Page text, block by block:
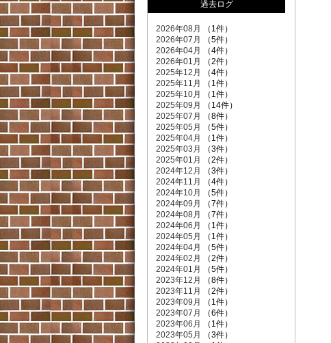
過去ログ
2026年08月
（1件）
2026年07月
（5件）
2026年04月
（4件）
2026年01月
（2件）
2025年12月
（4件）
2025年11月
（1件）
2025年10月
（1件）
2025年09月
（14件）
2025年07月
（8件）
2025年05月
（5件）
2025年04月
（1件）
2025年03月
（3件）
2025年01月
（2件）
2024年12月
（3件）
2024年11月
（4件）
2024年10月
（5件）
2024年09月
（7件）
2024年08月
（7件）
2024年06月
（1件）
2024年05月
（1件）
2024年04月
（5件）
2024年02月
（2件）
2024年01月
（5件）
2023年12月
（8件）
2023年11月
（2件）
2023年09月
（1件）
2023年07月
（6件）
2023年06月
（1件）
2023年05月
（3件）